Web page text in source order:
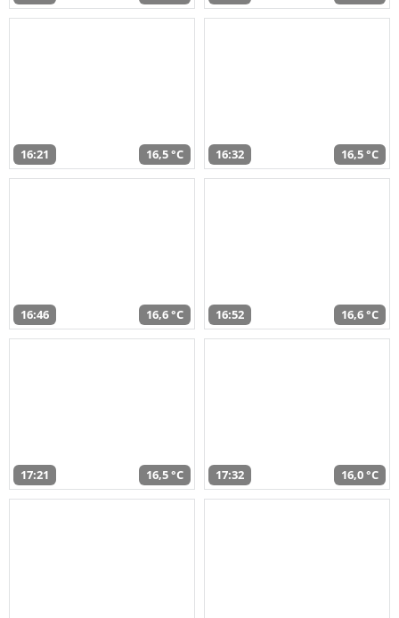
16:21 16,5 °C 16:32 16,5 °C
16:46 16,6 °C 16:52 16,6 °C
17:21 16,5 °C 17:32 16,0 °C